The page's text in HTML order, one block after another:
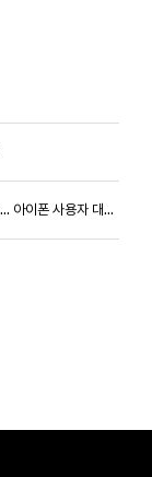
아크링크, “아이클라우드 해킹 이용한 몸캠피싱 주의보”… 아이폰 사용자 대상 신종 수법 경고